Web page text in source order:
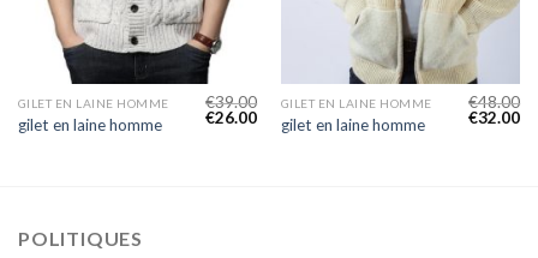
GILET EN LAINE HOMME
gilet en laine homme
€39.00
€26.00
GILET EN LAINE HOMME
gilet en laine homme
€48.00
€32.00
POLITIQUES